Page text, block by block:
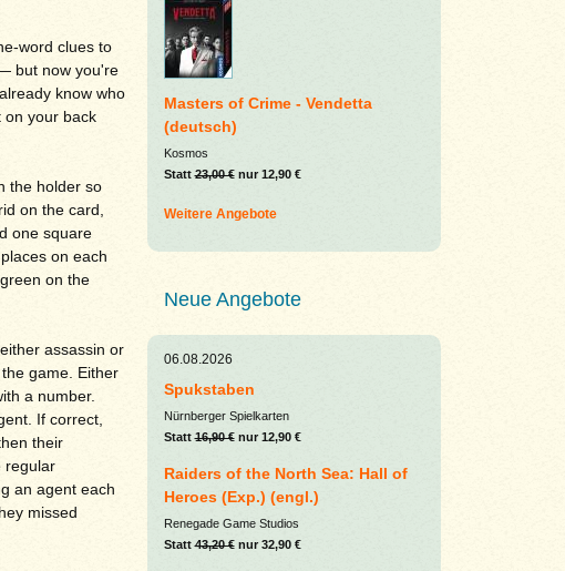
word clues to
but now you're
know who
on your back
the holder so
on the card,
one square
on each
on the
assassin or
game. Either
a number.
If correct,
their
regular
an agent each
missed
Masters of Crime - Vendetta
(deutsch)
Kosmos
Statt23,00 €nur 12,90 €
Weitere Angebote
Neue Angebote
06.08.2026
Spukstaben
Nürnberger Spielkarten
Statt16,90 €nur 12,90 €
Raiders of the North Sea: Hall of
Heroes (Exp.) (engl.)
Renegade Game Studios
Statt43,20 €nur 32,90 €